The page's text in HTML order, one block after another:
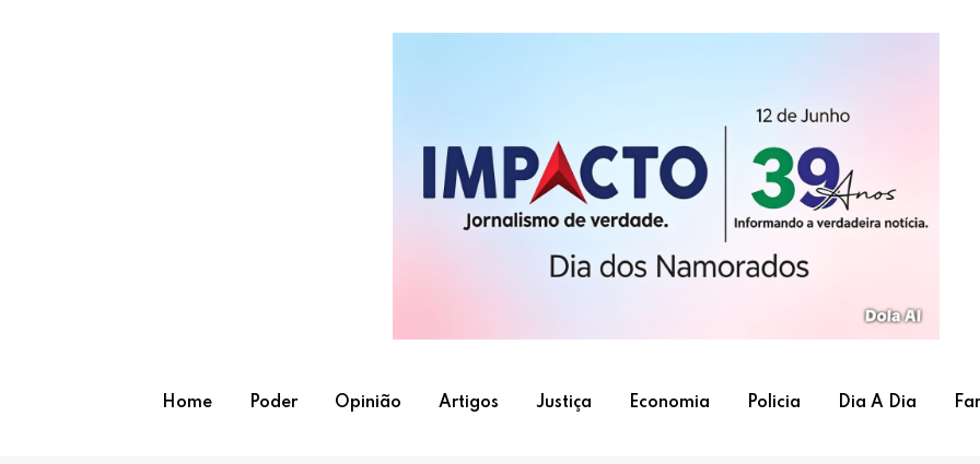
Home Poder Opinião Artigos Justiça Economia Policia Dia A Dia